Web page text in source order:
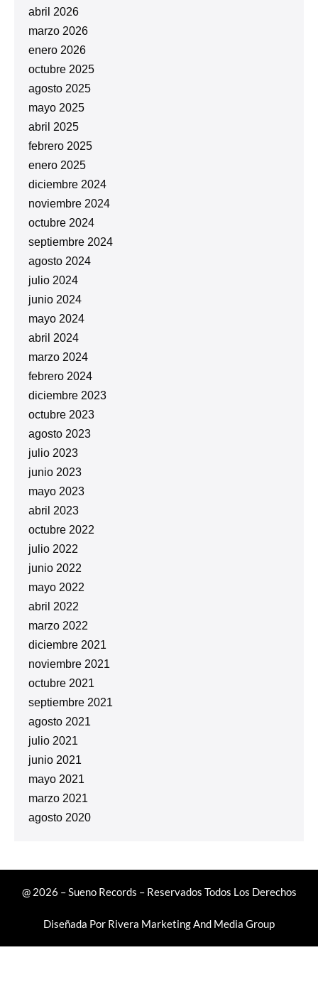
abril 2026
marzo 2026
enero 2026
octubre 2025
agosto 2025
mayo 2025
abril 2025
febrero 2025
enero 2025
diciembre 2024
noviembre 2024
octubre 2024
septiembre 2024
agosto 2024
julio 2024
junio 2024
mayo 2024
abril 2024
marzo 2024
febrero 2024
diciembre 2023
octubre 2023
agosto 2023
julio 2023
junio 2023
mayo 2023
abril 2023
octubre 2022
julio 2022
junio 2022
mayo 2022
abril 2022
marzo 2022
diciembre 2021
noviembre 2021
octubre 2021
septiembre 2021
agosto 2021
julio 2021
junio 2021
mayo 2021
marzo 2021
agosto 2020
@ 2026 – Sueno Records – Reservados Todos Los Derechos
Diseñada Por Rivera Marketing And Media Group